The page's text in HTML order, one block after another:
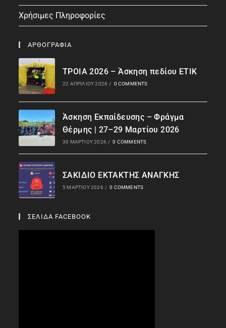
Χρήσιμες Πληροφορίες
ΑΡΘΟΓΡΑΦΙΑ
ΤΡΟΙΑ 2026 – Άσκηση πεδίου ΕΤΙΚ
22 ΑΠΡΙΛΊΟΥ 2026 / 0 COMMENTS
Άσκηση Εκπαίδευσης – Φράγμα
Θέρμης | 27–29 Μαρτίου 2026
30 ΜΑΡΤΊΟΥ 2026 / 0 COMMENTS
ΣΑΚΙΔΙΟ ΕΚΤΑΚΤΗΣ ΑΝΑΓΚΗΣ
5 ΜΑΡΤΊΟΥ 2026 / 0 COMMENTS
ΣΕΛΙΔΑ FACEBOOK